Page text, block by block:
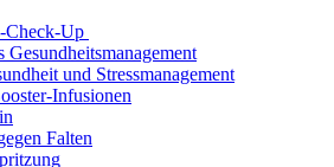
Check-Up
Gesundheitsmanagement
und Stressmanagement
Infusionen
Falten